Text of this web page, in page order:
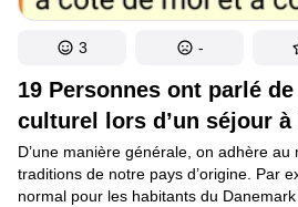
19 Personnes ont parlé
culturel lors d’un séjour à
D’une manière générale, on adhère au
traditions de notre pays d’origine. Par
normal pour les habitants du
3 -